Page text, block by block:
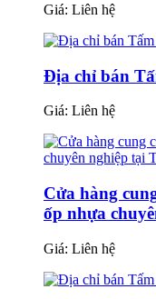
Giá: Liên hệ
Địa chỉ bán
Giá: Liên hệ
Cửa hàng
ốp nhựa
Giá: Liên hệ